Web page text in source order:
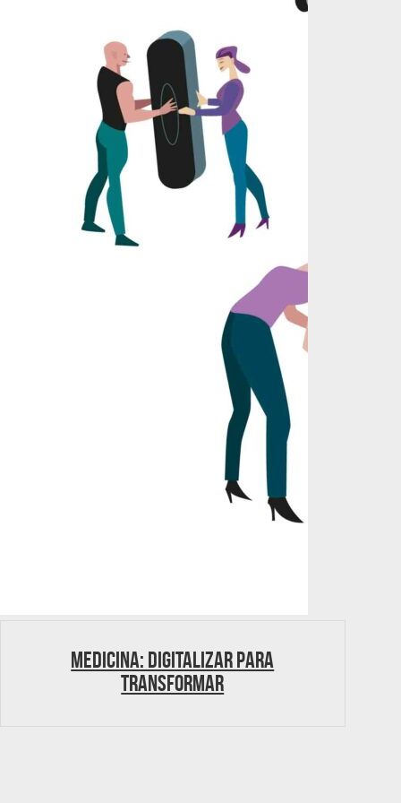
Medicina: Digitalizar para
transformar